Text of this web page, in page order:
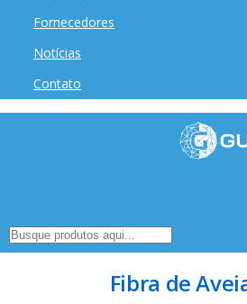
Fornecedores
Notícias
Contato
Fibra de